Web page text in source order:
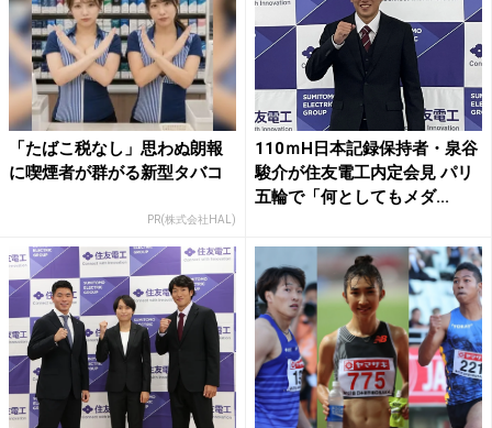
「たばこ税なし」思わぬ朗報
に喫煙者が群がる新型タバコ
PR(株式会社HAL)
110ｍH日本記録保持者・泉谷
駿介が住友電工内定会見 パリ
五輪で「何としてもメダ...